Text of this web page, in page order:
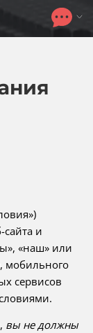
сайта и
«наш» или
мобильного
сервисов
вы не должны